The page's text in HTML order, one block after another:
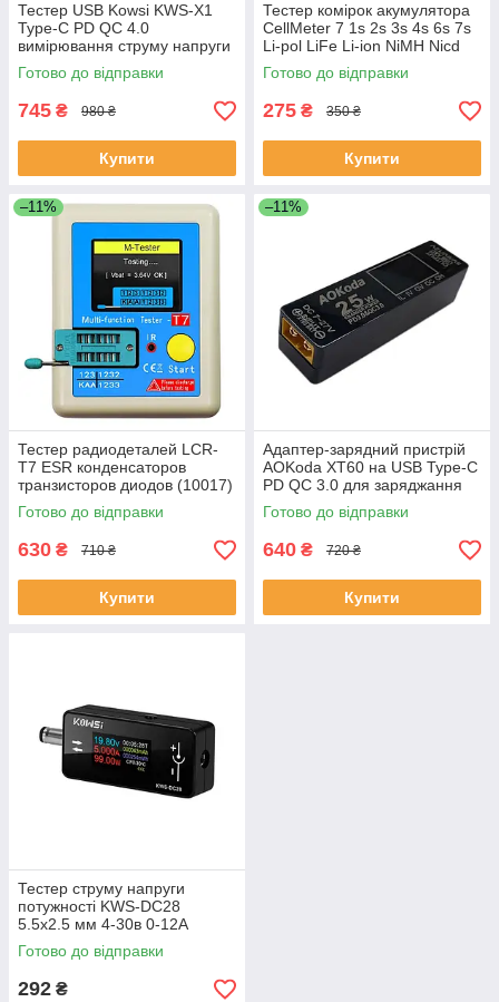
Тестер USB Kowsi KWS-X1
Type-C PD QC 4.0
вимірювання струму напруги
потужності (007648)
Готово до відправки
745 ₴ 980 ₴
Купити
Тестер комірок акумулятора
CellMeter 7 1s 2s 3s 4s 6s 7s
Li-pol LiFe Li-ion NiMH Nicd
(001077)
Готово до відправки
275 ₴ 350 ₴
Купити
–11%
Тестер радиодеталей LCR-
T7 ESR конденсаторов
транзисторов диодов (10017)
Готово до відправки
630 ₴ 710 ₴
Купити
–11%
Адаптер-зарядний пристрій
AOKoda XT60 на USB Type-C
PD QC 3.0 для заряджання
ґаджетів від LiPo
акумуляторів (007884)
Готово до відправки
640 ₴ 720 ₴
Купити
Тестер струму напруги
потужності KWS-DC28
5.5x2.5 мм 4-30в 0-12А
(007327)
Готово до відправки
292 ₴